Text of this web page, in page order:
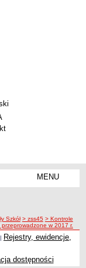
czcionkęrozmiar czcionki
MENU
Szkół > zss45 > Kontrole
w 2017 r.
| Rejestry, ewidencje,
dostępności